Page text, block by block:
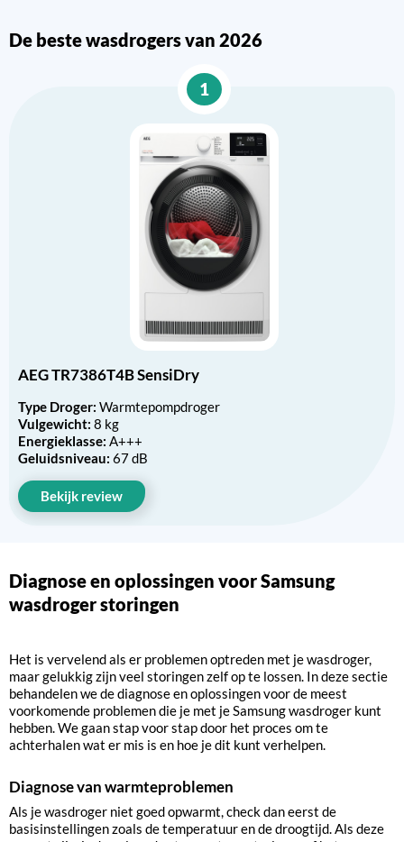
De beste wasdrogers van 2026
1
AEG TR7386T4B SensiDry
Type Droger: Warmtepompdroger
Vulgewicht: 8 kg
Energieklasse: A+++
Geluidsniveau: 67 dB
Bekijk review
Diagnose en oplossingen voor Samsung
wasdroger storingen
Het is vervelend als er problemen optreden met je wasdroger,
maar gelukkig zijn veel storingen zelf op te lossen. In deze sectie
behandelen we de diagnose en oplossingen voor de meest
voorkomende problemen die je met je Samsung wasdroger kunt
hebben. We gaan stap voor stap door het proces om te
achterhalen wat er mis is en hoe je dit kunt verhelpen.
Diagnose van warmteproblemen
Als je wasdroger niet goed opwarmt, check dan eerst de
basisinstellingen zoals de temperatuur en de droogtijd. Als deze